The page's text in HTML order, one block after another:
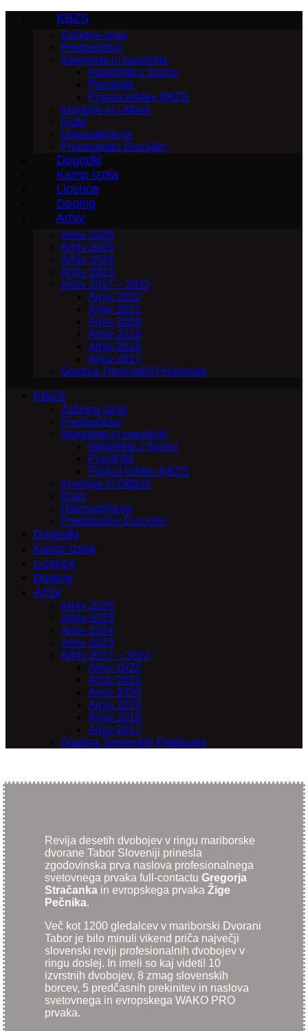
KBZS
Začetna stran
Predsedstvo
Integriteta in pravilniki
Integriteta v športu
Pravilniki
Prijava kršitev KBZS
Komisije in Odbori
Klubi
Usposabljanja
Predstavitev Disciplin
Dogodki
Kamp Izola
Licence
Doping
Arhiv
Arhiv 2026
Arhiv 2025
Arhiv 2024
Arhiv 2023
Arhiv 2017 – 2022
Arhiv 2022
Arhiv 2021
Arhiv 2020
Arhiv 2019
Arhiv 2018
Arhiv 2017
Gradiva Trenerskih Predavanj
KBZS
Začetna stran
Predsedstvo
Integriteta in pravilniki
Integriteta v športu
Pravilniki
Prijava kršitev KBZS
Komisije in Odbori
Klubi
Usposabljanja
Predstavitev Disciplin
Dogodki
Kamp Izola
Licence
Doping
Arhiv
Arhiv 2026
Arhiv 2025
Arhiv 2024
Arhiv 2023
Arhiv 2017 – 2022
Arhiv 2022
Arhiv 2021
Arhiv 2020
Arhiv 2019
Arhiv 2018
Arhiv 2017
Gradiva Trenerskih Predavanj
Revija desetih dvobojev v ringu mariborske
dvorane Tabor Sloveniji prinesla
zgodovinska prva naslova profesionalnega
svetovnega prvaka full-contactu Gregorja
Stračanka in evropskega prvaka Žige
Pečnika.
Več kot 1200 gledalcev v mariborski Dvorani
Tabor je bilo minuli vikend priča največji
slovenski reviji profesionalnih dvobojev v
ringu doslej. In imeli so kaj videti! 10
izvrstnih dvobojev, 8 zmag slovenskih
borcev, 5 predčasnih prekinitev in naslova
svetovnega in evropskega WAKO PRO
prvaka.